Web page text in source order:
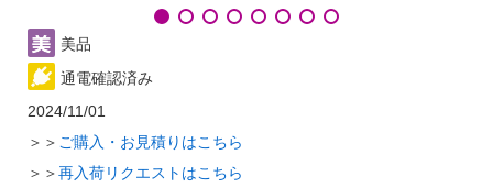
美品
通電確認済み
2024/11/01
＞＞ ご購入・お見積りはこちら
＞＞再入荷リクエストはこちら